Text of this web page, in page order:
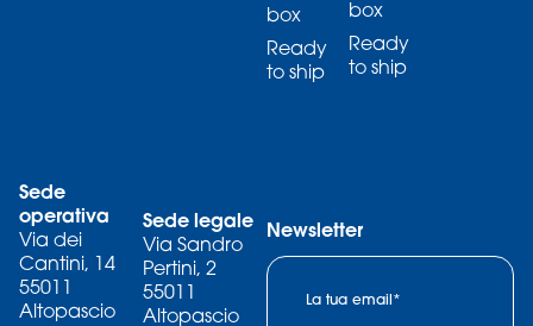
box
Ready
to ship
box
Ready
to ship
Sede
operativa
Via dei
Cantini, 14
55011
Altopascio
Sede legale
Via Sandro
Pertini, 2
55011
Altopascio
Newsletter